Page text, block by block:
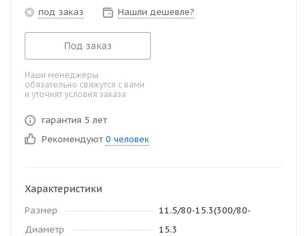
под заказ Нашли дешевле?
Под заказ
Наши менеджеры
обязательно свяжутся с вами
и уточнят условия заказа
гарантия 5 лет
Рекомендуют 0 человек
Характеристики
Размер
11.5/80-15.3(300/80-
Диаметр
15.3